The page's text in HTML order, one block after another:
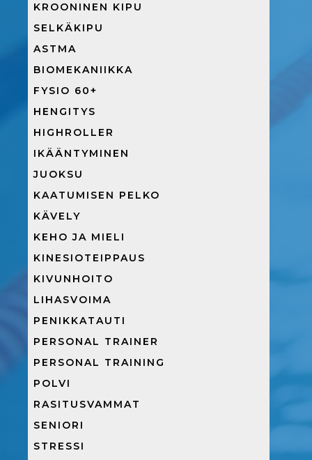
KROONINEN KIPU
SELKÄKIPU
ASTMA
BIOMEKANIIKKA
FYSIO 60+
HENGITYS
HIGHROLLER
IKÄÄNTYMINEN
JUOKSU
KAATUMISEN PELKO
KÄVELY
KEHO JA MIELI
KINESIOTEIPPAUS
KIVUNHOITO
LIHASVOIMA
PENIKKATAUTI
PERSONAL TRAINER
PERSONAL TRAINING
POLVI
RASITUSVAMMAT
SENIORI
STRESSI